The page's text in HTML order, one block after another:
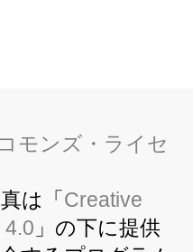
は「 Creative
」の下に提供